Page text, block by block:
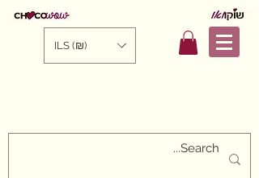
ILS (₪)